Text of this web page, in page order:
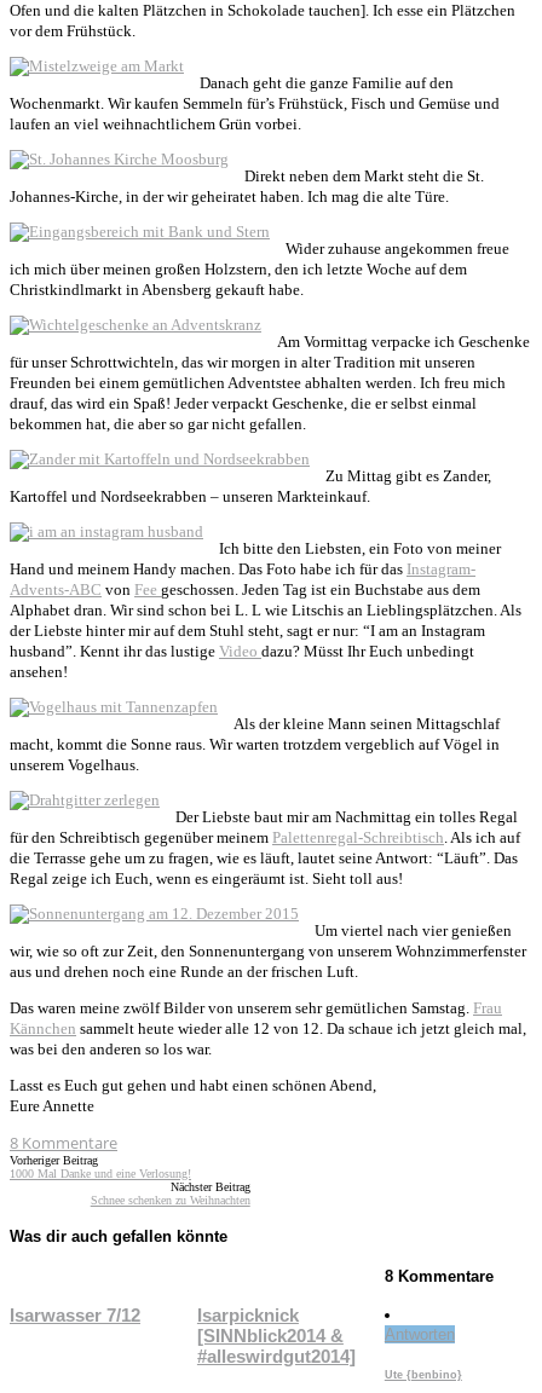
Ofen und die kalten Plätzchen in Schokolade tauchen]. Ich esse ein Plätzchen
vor dem Frühstück.
Danach geht die ganze Familie auf den
Wochenmarkt. Wir kaufen Semmeln für’s Frühstück, Fisch und Gemüse und
laufen an viel weihnachtlichem Grün vorbei.
Direkt neben dem Markt steht die St.
Johannes-Kirche, in der wir geheiratet haben. Ich mag die alte Türe.
Wider zuhause angekommen freue
ich mich über meinen großen Holzstern, den ich letzte Woche auf dem
Christkindlmarkt in Abensberg gekauft habe.
Am Vormittag verpacke ich Geschenke
für unser Schrottwichteln, das wir morgen in alter Tradition mit unseren
Freunden bei einem gemütlichen Adventstee abhalten werden. Ich freu mich
drauf, das wird ein Spaß! Jeder verpackt Geschenke, die er selbst einmal
bekommen hat, die aber so gar nicht gefallen.
Zu Mittag gibt es Zander,
Kartoffel und Nordseekrabben – unseren Markteinkauf.
Ich bitte den Liebsten, ein Foto von meiner
Hand und meinem Handy machen. Das Foto habe ich für das Instagram-
Advents-ABC von Fee geschossen. Jeden Tag ist ein Buchstabe aus dem
Alphabet dran. Wir sind schon bei L. L wie Litschis an Lieblingsplätzchen. Als
der Liebste hinter mir auf dem Stuhl steht, sagt er nur: “I am an Instagram
husband”. Kennt ihr das lustige Video dazu? Müsst Ihr Euch unbedingt
ansehen!
Als der kleine Mann seinen Mittagschlaf
macht, kommt die Sonne raus. Wir warten trotzdem vergeblich auf Vögel in
unserem Vogelhaus.
Der Liebste baut mir am Nachmittag ein tolles Regal
für den Schreibtisch gegenüber meinem Palettenregal-Schreibtisch. Als ich auf
die Terrasse gehe um zu fragen, wie es läuft, lautet seine Antwort: “Läuft”. Das
Regal zeige ich Euch, wenn es eingeräumt ist. Sieht toll aus!
Um viertel nach vier genießen
wir, wie so oft zur Zeit, den Sonnenuntergang von unserem Wohnzimmerfenster
aus und drehen noch eine Runde an der frischen Luft.
Das waren meine zwölf Bilder von unserem sehr gemütlichen Samstag. Frau
Kännchen sammelt heute wieder alle 12 von 12. Da schaue ich jetzt gleich mal,
was bei den anderen so los war.
Lasst es Euch gut gehen und habt einen schönen Abend,
Eure Annette
8 Kommentare
Vorheriger Beitrag
1000 Mal Danke und eine Verlosung!
Nächster Beitrag
Schnee schenken zu Weihnachten
Was dir auch gefallen könnte
Isarwasser 7/12
Isarpicknick
[SINNblick2014 &
#alleswirdgut2014]
8 Kommentare
Antworten
Ute {benbino}